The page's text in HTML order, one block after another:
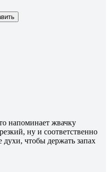
напоминает жвачку
ну и соответственно
духи, чтобы держать запах